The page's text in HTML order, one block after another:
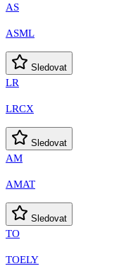
AS
ASML
Sledovat
LR
LRCX
Sledovat
AM
AMAT
Sledovat
TO
TOELY